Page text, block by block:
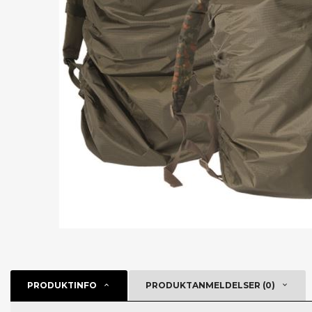
PRODUKTINFO PRODUKTANMELDELSER (0)